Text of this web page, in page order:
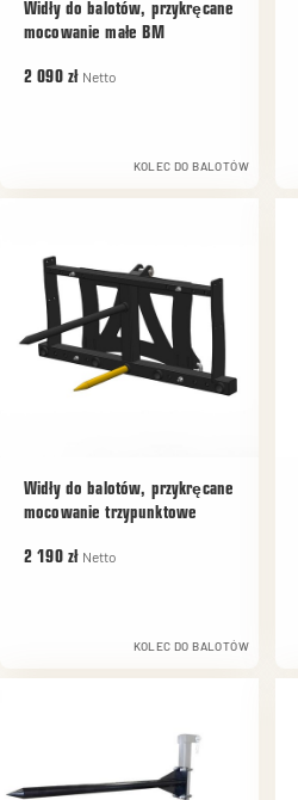
Widły do balotów, przykręcane
mocowanie małe BM
2 090 zł Netto
KOLEC DO BALOTÓW
Widły do balotów, przykręcane
mocowanie trzypunktowe
2 190 zł Netto
KOLEC DO BALOTÓW